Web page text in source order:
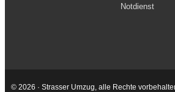
Notdienst
© 2026 · Strasser Umzug, alle Rechte